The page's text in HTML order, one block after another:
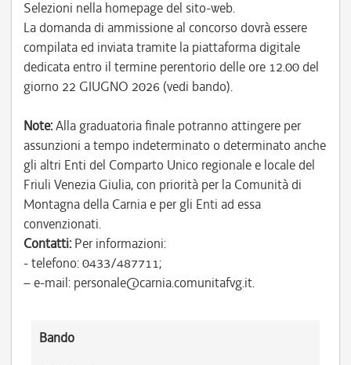
Selezioni nella homepage del sito-web.
La domanda di ammissione al concorso dovrà essere
compilata ed inviata tramite la piattaforma digitale
dedicata entro il termine perentorio delle ore 12.00 del
giorno 22 GIUGNO 2026 (vedi bando).
Note:Alla graduatoria finale potranno attingere per
assunzioni a tempo indeterminato o determinato anche
gli altri Enti del Comparto Unico regionale e locale del
Friuli Venezia Giulia, con priorità per la Comunità di
Montagna della Carnia e per gli Enti ad essa
convenzionati.
Contatti: Per informazioni:
- telefono: 0433/487711;
– e-mail: personale@carnia.comunitafvg.it.
Bando